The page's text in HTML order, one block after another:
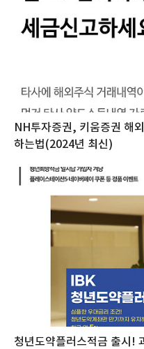
NH투자증권, 키움증권 해
하는법(2024년 최신)
청년도약플러스적금 출시!